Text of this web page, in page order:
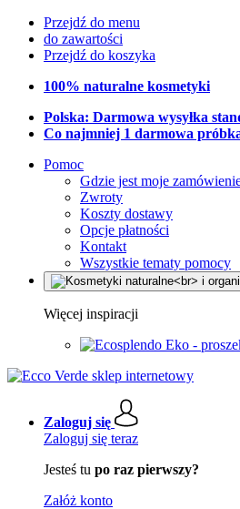
Przejdź do menu
do zawartości
Przejdź do koszyka
100% naturalne kosmetyki
Polska: Darmowa wysyłka
Co najmniej 1 darmowa
Pomoc
Gdzie jest moje
Zwroty
Koszty dostawy
Opcje płatności
Kontakt
Wszystkie tematy pomocy
Więcej inspiracji
Eko -
Zaloguj się
Zaloguj się teraz
Jesteś tu po raz pierwszy?
Załóż konto